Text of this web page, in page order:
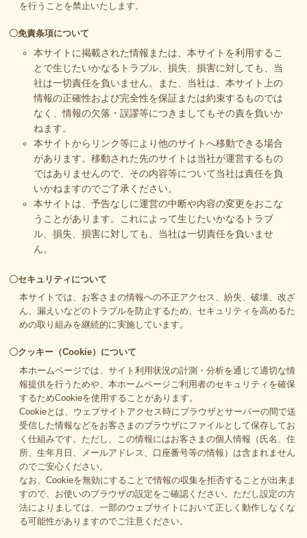
を行うことを禁止いたします。
〇免責条項について
本サイトに掲載された情報または、本サイトを利用するこ
とで生じたいかなるトラブル、損失、損害に対しても、当
社は一切責任を負いません。また、当社は、本サイト上の
情報の正確性および完全性を保証または約束するものでは
なく、情報の欠落・誤謬等につきましてもその責を負いか
ねます。
本サイトからリンク等により他のサイトへ移動できる場合
があります。移動された先のサイトは当社が運営するもの
ではありませんので、その内容等について当社は責任を負
いかねますのでご了承ください。
本サイトは、予告なしに運営の中断や内容の変更をおこな
うことがあります。これによって生じたいかなるトラブ
ル、損失、損害に対しても、当社は一切責任を負いませ
ん。
〇セキュリティについて
本サイトでは、お客さまの情報への不正アクセス、紛失、破壊、改ざ
ん、漏えいなどのトラブルを防止するため、セキュリティを高めるた
めの取り組みを継続的に実施しています。
〇クッキー（Cookie）について
本ホームページでは、サイト利用状況の計測・分析を通じて適切な情
報提供を行うためや、本ホームページご利用者のセキュリティを確保
するためCookieを使用することがあります。
Cookieとは、ウェブサイトアクセス時にブラウザとサーバーの間で送
受信した情報などをお客さまのブラウザにファイルとして保存してお
く仕組みです。ただし、この情報にはお客さまの個人情報（氏名、住
所、生年月日、メールアドレス、口座番号等の情報）は含まれません
のでご安心ください。
なお、Cookieを無効にすることで情報の収集を拒否することが出来ま
すので、お使いのブラウザの設定をご確認ください。ただし設定の方
法によりましては、一部のウェブサイトにおいて正しく動作しなくな
る可能性がありますのでご注意ください。